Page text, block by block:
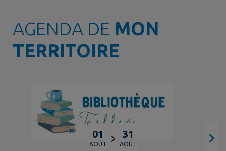
AGENDA DE MON
TERRITOIRE
01
AOÛT
31
AOÛT